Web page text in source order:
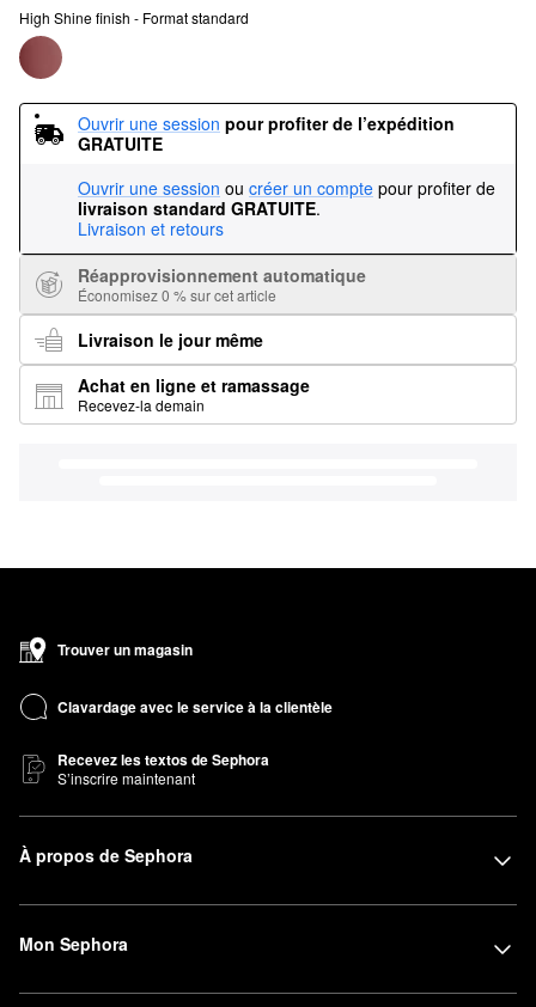
High Shine finish - Format standard
Ouvrir une session pour profiter de l’expédition
GRATUITE
Ouvrir une session ou créer un compte pour profiter de
livraison standard GRATUITE.
Livraison et retours
Réapprovisionnement automatique
Économisez 0 % sur cet article
Livraison le jour même
Achat en ligne et ramassage
Recevez-la demain
Trouver un magasin
Clavardage avec le service à la clientèle
Recevez les textos de Sephora
S’inscrire maintenant
À propos de Sephora
Mon Sephora